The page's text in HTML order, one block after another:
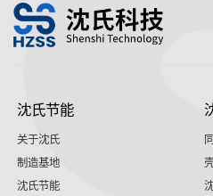
沈氏节能
关于沈氏
制造基地
沈氏节能